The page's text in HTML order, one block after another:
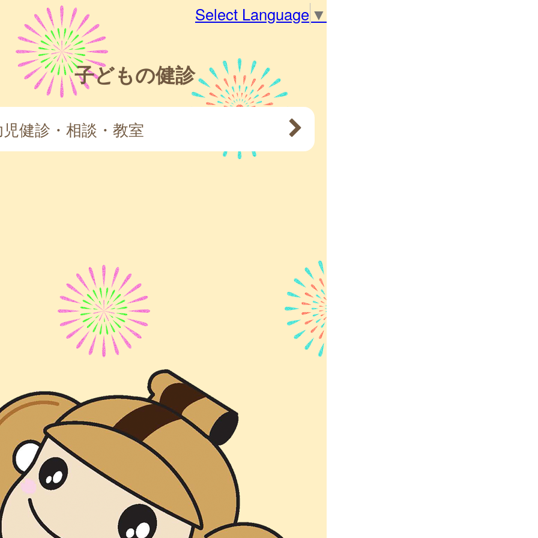
Select Language ▼
子どもの健診
健診・相談・教室